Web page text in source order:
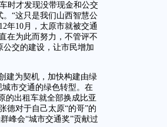
时才发现没带现金和公交
“这只是我们山西智慧公
年10月，太原市就被交通
在为此而努力，不管评不
交的建设，让市民增加
建为契机，加快构建由绿
市交通的绿色转型。在
的出租车就全部换成比亚
德对于自己太原“的哥”的
峰会“城市交通奖”贡献过